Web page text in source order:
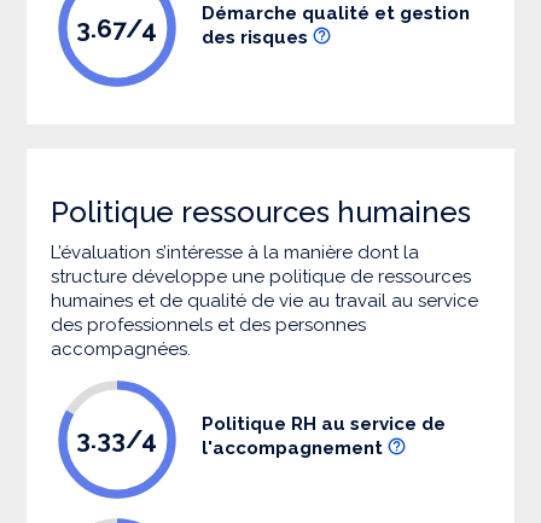
3.67/4
Démarche qualité et gestion
des risques
Politique ressources humaines
L’évaluation s’intéresse à la manière dont la
structure développe une politique de ressources
humaines et de qualité de vie au travail au service
des professionnels et des personnes
accompagnées.
3.33/4
Politique RH au service de
l'accompagnement